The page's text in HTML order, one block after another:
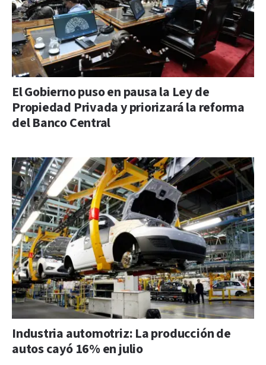
El Gobierno puso en pausa la Ley de
Propiedad Privada y priorizará la reforma
del Banco Central
Industria automotriz: La producción de
autos cayó 16% en julio